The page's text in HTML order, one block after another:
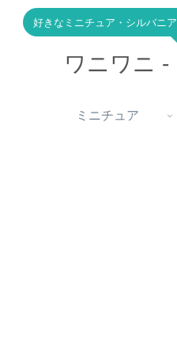
好きなミニチュア・シルバニ
ワニワニ -
ミニチュア